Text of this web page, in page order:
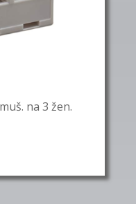
na 3 žen.